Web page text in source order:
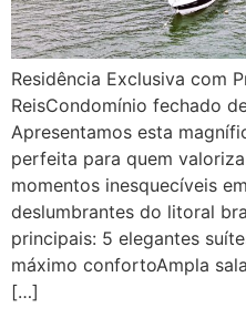
Residência Exclusiva com
ReisCondomínio fechado
Apresentamos esta
perfeita para quem
momentos inesquecíveis
deslumbrantes do litoral
principais: 5 elegantes
máximo confortoAmpla
[…]